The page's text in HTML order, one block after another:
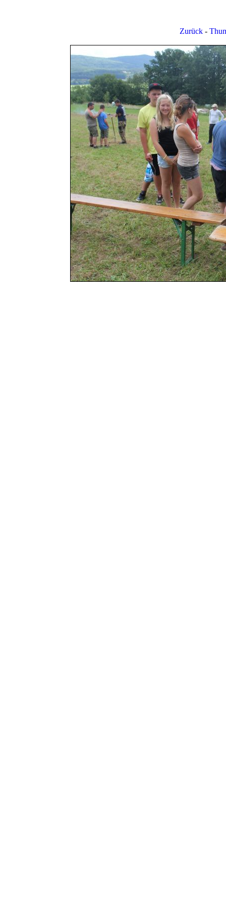
Zurück-